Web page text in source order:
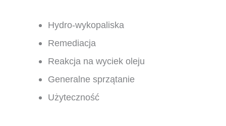
Hydro-wykopaliska
Remediacja
Reakcja na wyciek oleju
Generalne sprzątanie
Użyteczność